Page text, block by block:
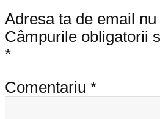
Adresa ta de email
Câmpurile obligatorii
*
Comentariu *